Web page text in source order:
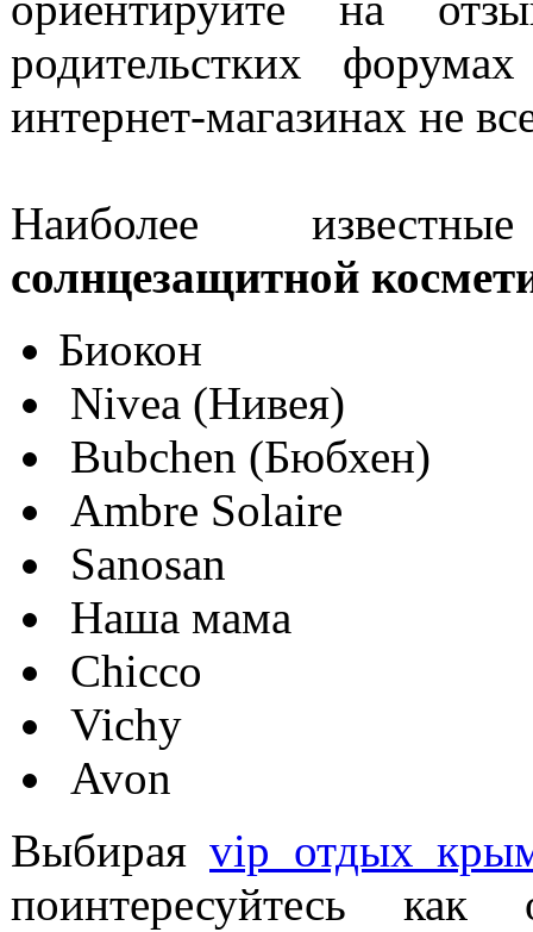
родительстких
интернет-магазинах не
Наиболее
солнцезащитной
Биокон
Nivea (Нивея)
Bubchen (Бюбхен)
Ambre Solaire
Sanosan
Наша мама
Chicco
Vichy
Avon
Выбирая vip отдых
поинтересуйтесь